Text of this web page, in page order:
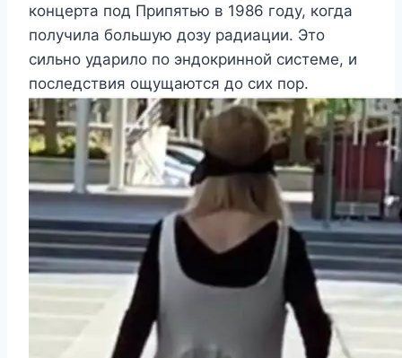
концерта под Припятью в 1986 году, когда
получила большую дозу радиации. Это
сильно ударило по эндокринной системе, и
последствия ощущаются до сих пор.